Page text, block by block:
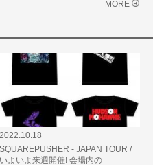
MORE
2022.10.18
SQUAREPUSHER - JAPAN TOUR /
いよいよ来週開催! 会場内の